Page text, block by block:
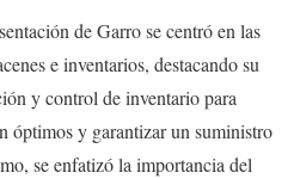
de Garro se centró en las
e inventarios, destacando su
y control de inventario para
óptimos y garantizar un suministro
se enfatizó la importancia del